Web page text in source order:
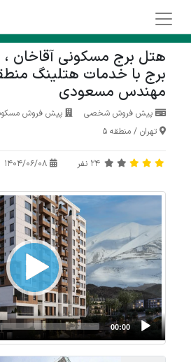
هتل برج مسکونی آقاخان ،
مهندس مسعودی
پیش فروش شخصی
پیش فروش
تهران / منطقه 5
24 نفر
Video
Player
00:00